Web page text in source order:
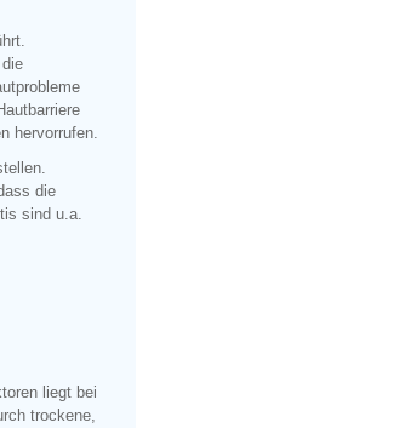
hervorrufen.
die
sind u.a.
liegt bei
trockene,